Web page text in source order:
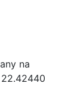
na
22.42440